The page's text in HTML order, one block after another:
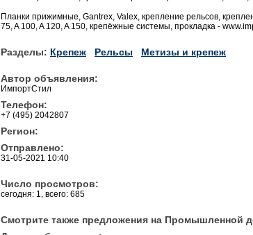
Планки прижимные, Gantrex, Valex, крепление рельсов,
75, A 100, A 120, A 150, крепёжные системы, прокладка -
Разделы: Крепеж Рельсы Метизы и крепеж
Автор объявления:
ИмпортСтил
Телефон:
+7 (495) 2042807
Регион:
Отправлено:
31-05-2021 10:40
Число просмотров:
сегодня: 1, всего: 685
Смотрите также предложения на Промышленной